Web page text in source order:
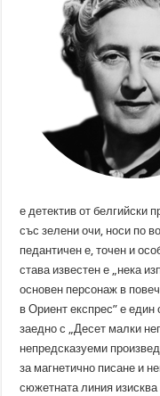
е детектив от белгийски
със зелени очи, носи по
педантичен е, точен и
става известен е „нека
основен персонаж в
в Ориент експрес” е
заедно с „Десет малки
непредсказуеми
за магнетично писане и
сюжетната линия